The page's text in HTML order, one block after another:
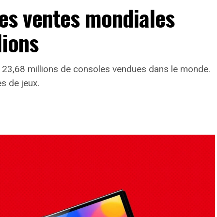
ventes mondiales
millions de consoles vendues dans le monde.
de jeux.